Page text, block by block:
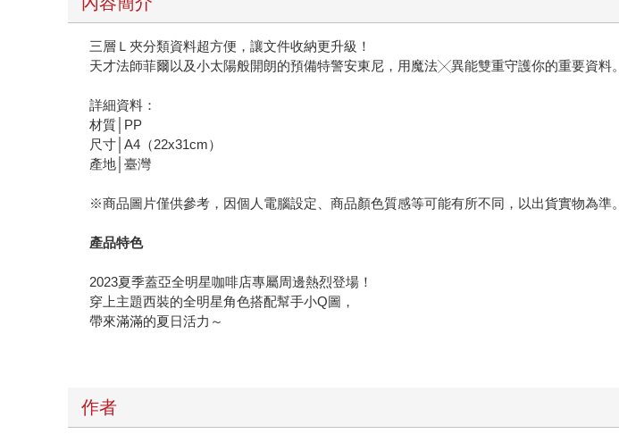
三層Ｌ夾分類資料超方便，讓文件收納更升級！
天才法師菲爾以及小太陽般開朗的預備特警安東尼，用魔法╳異能雙重守護你的重要資料。
詳細資料：
材質│PP
尺寸│A4（22x31cm）
產地│臺灣
※商品圖片僅供參考，因個人電腦設定、商品顏色質感等可能有所不同，以出貨實物為準。
產品特色
2023夏季蓋亞全明星咖啡店專屬周邊熱烈登場！
穿上主題西裝的全明星角色搭配幫手小Q圖，
帶來滿滿的夏日活力～
作者